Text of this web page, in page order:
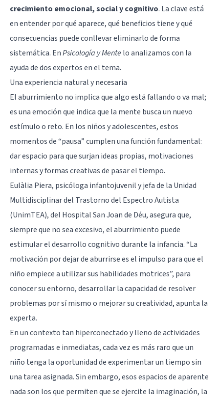
crecimiento emocional, social y cognitivo. La clave está
en entender por qué aparece, qué beneficios tiene y qué
consecuencias puede conllevar eliminarlo de forma
sistemática. EnPsicología y Mentelo analizamos con la
ayuda de dos expertos en el tema.
Una experiencia natural y necesaria
El aburrimiento no implica que algo está fallando o va mal;
es una emoción que indica que la mente busca un nuevo
estímulo o reto. En los niños y adolescentes, estos
momentos de “pausa” cumplen una función fundamental:
dar espacio para que surjan ideas propias, motivaciones
internas y formas creativas de pasar el tiempo.
Eulàlia Piera, psicóloga infantojuvenil y jefa de la Unidad
Multidisciplinar del Trastorno del Espectro Autista
(UnimTEA), del Hospital San Joan de Déu, asegura que,
siempre que no sea excesivo, el aburrimiento puede
estimular el desarrollo cognitivo durante la infancia. “La
motivación por dejar de aburrirse es el impulso para que el
niño empiece a utilizar sus habilidades motrices”, para
conocer su entorno, desarrollar la capacidad de resolver
problemas por sí mismo o mejorar su creatividad, apunta la
experta.
En un contexto tan hiperconectado y lleno de actividades
programadas e inmediatas, cada vez es más raro que un
niño tenga la oportunidad de experimentar un tiempo sin
una tarea asignada. Sin embargo, esos espacios de aparente
nada son los que permiten que se ejercite la imaginación, la